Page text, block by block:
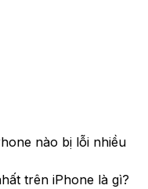
nào bị lỗi nhiều
trên iPhone là gì?